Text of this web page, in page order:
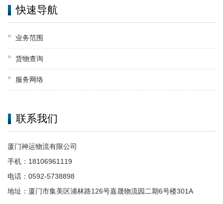
快速导航
业务范围
货物查询
服务网络
联系我们
厦门神运物流有限公司
手机：18106961119
电话：0592-5738898
地址：厦门市集美区浦林路126号嘉晟物流园二期6号楼301A